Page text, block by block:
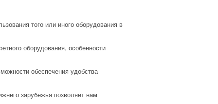
того или иного оборудования в
оборудования, особенности
обеспечения удобства
зарубежья позволяет нам